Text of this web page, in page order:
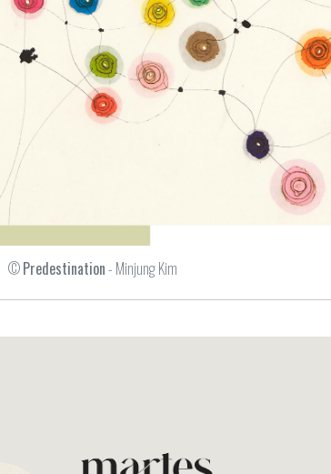
©Predestination- Minjung Kim